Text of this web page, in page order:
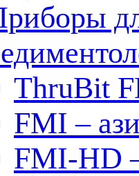
ThruBit
FMI –
FMI-HD